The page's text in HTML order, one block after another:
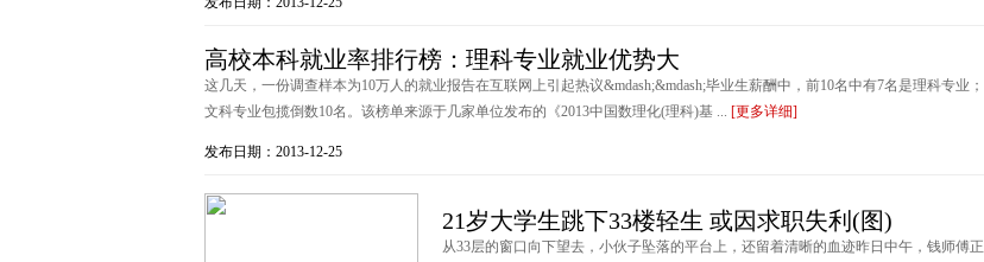
高校本科就业率排行榜：理科专业就业优势大
这几天，一份调查样本为10万人的就业报告在互联网上引起热议&mdash;&mdash;毕业生薪酬中，前10名中有7名是理科专业；
文科专业包揽倒数10名。该榜单来源于几家单位发布的《2013中国数理化(理科)基 ... [更多详细]
发布日期：2013-12-25
21岁大学生跳下33楼轻生 或因求职失利(图)
从33层的窗口向下望去，小伙子坠落的平台上，还留着清晰的血迹昨日中午，钱师傅正